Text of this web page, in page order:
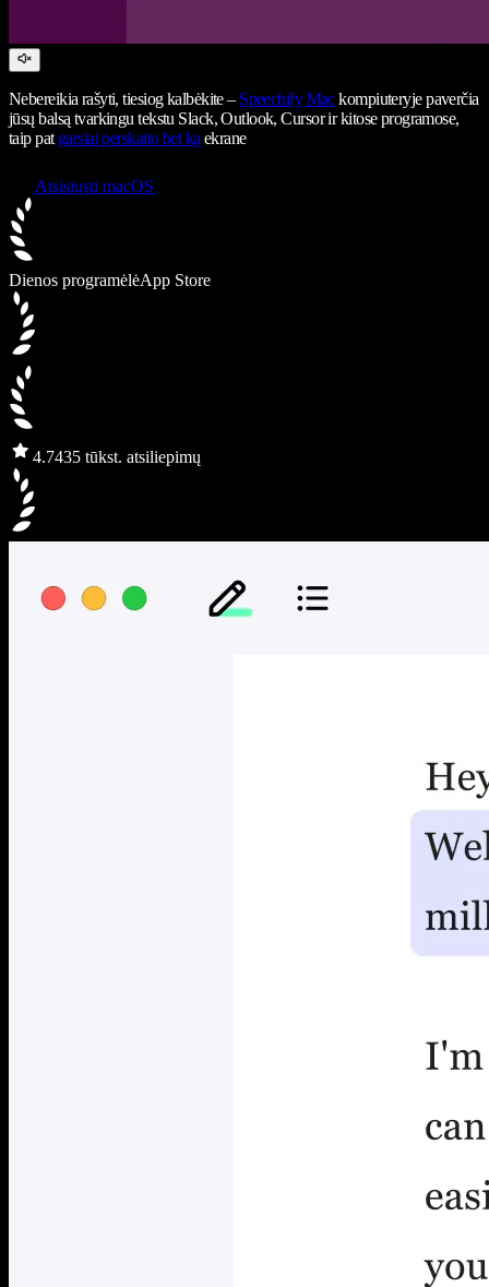
Nebereikia rašyti, tiesiog kalbėkite – Speechify Mackompiuteryje paverčia
jūsų balsą tvarkingu tekstu Slack, Outlook, Cursor ir kitose programose,
taip pat garsiai perskaito bet ką ekrane
Atsisiųsti macOS
Dienos programėlėApp Store
4.7435 tūkst. atsiliepimų